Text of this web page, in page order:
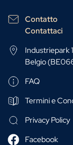
Contatto
Contattaci
Industriepark
Belgio
FAQ
Termini e
Privacy Policy
Facebook